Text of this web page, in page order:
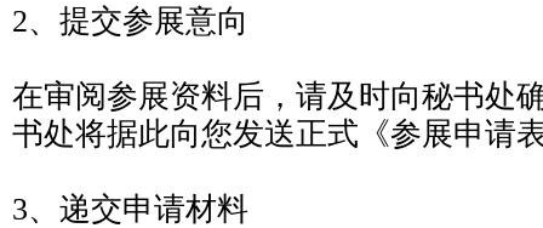
2、提交参展意向
在审阅参展资料后，请及时向秘书处
书处将据此向您发送正式《参展申请
3、递交申请材料